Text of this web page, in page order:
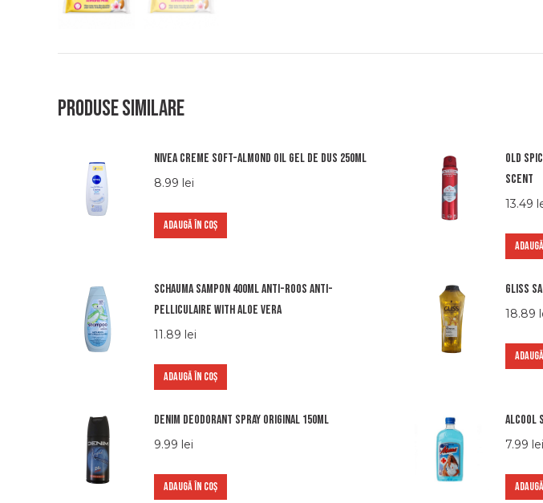
Produse similare
Nivea creme soft-almond oil gel de dus 250ml
8.99 lei
ADAUGĂ ÎN COȘ
Old
scent
13.49
Schauma sampon 400ml anti-roos anti-
pelliculaire with aloe vera
11.89 lei
ADAUGĂ ÎN COȘ
Gliss
18.89
Denim Deodorant Spray Original 150ml
9.99 lei
ADAUGĂ ÎN COȘ
Alcool
7.99 lei